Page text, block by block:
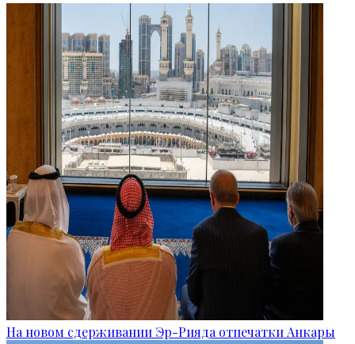
На новом сдерживании Эр-Рияда отпечатки Анкары